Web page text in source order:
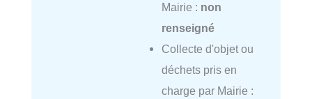
Mairie : non
renseigné
Collecte d'objet ou
déchets pris en
charge par Mairie :